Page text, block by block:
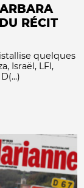
RÉCIT
quelques
Israël, LFI,